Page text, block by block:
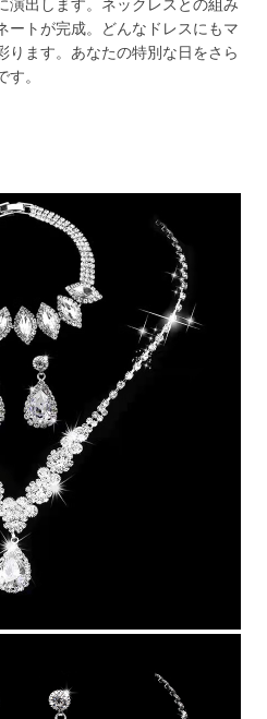
演出します。ネックレスとの組み
ートが完成。どんなドレスにもマ
ります。あなたの特別な日をさら
。